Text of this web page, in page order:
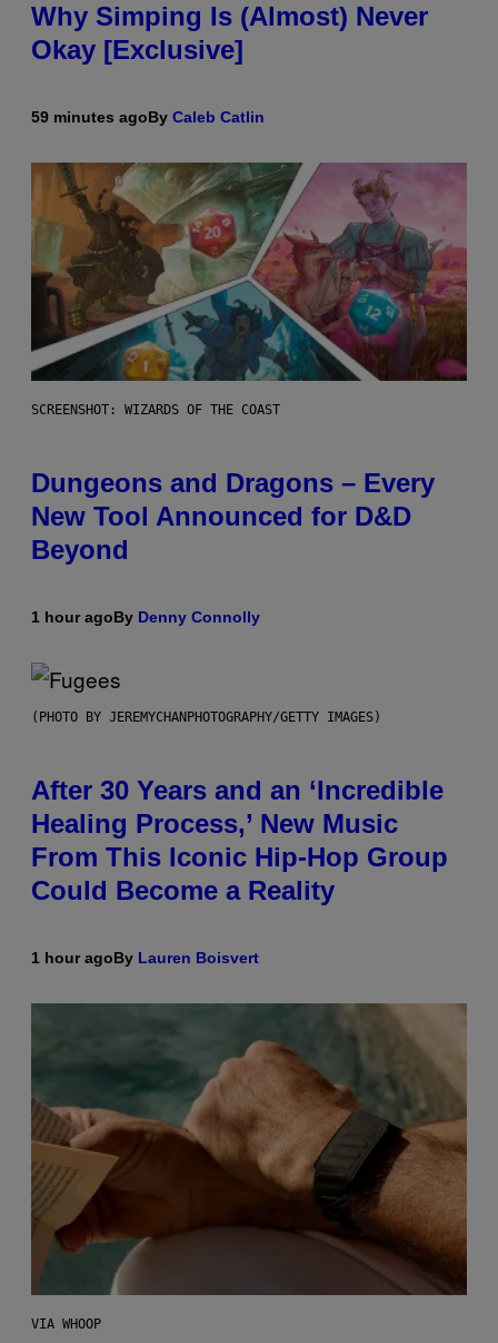
Why Simping Is (Almost) Never
Okay [Exclusive]
59 minutes agoBy Caleb Catlin
SCREENSHOT: WIZARDS OF THE COAST
Dungeons and Dragons – Every
New Tool Announced for D&D
Beyond
1 hour agoBy Denny Connolly
(PHOTO BY JEREMYCHANPHOTOGRAPHY/GETTY IMAGES)
After 30 Years and an ‘Incredible
Healing Process,’ New Music
From This Iconic Hip-Hop Group
Could Become a Reality
1 hour agoBy Lauren Boisvert
VIA WHOOP